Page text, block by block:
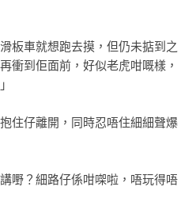
板車就想跑去摸，但仍未掂到之
衝到佢面前，好似老虎咁嘅樣，
住仔離開，同時忍唔住細細聲爆
嘢？細路仔係咁㗎啦，唔玩得唔